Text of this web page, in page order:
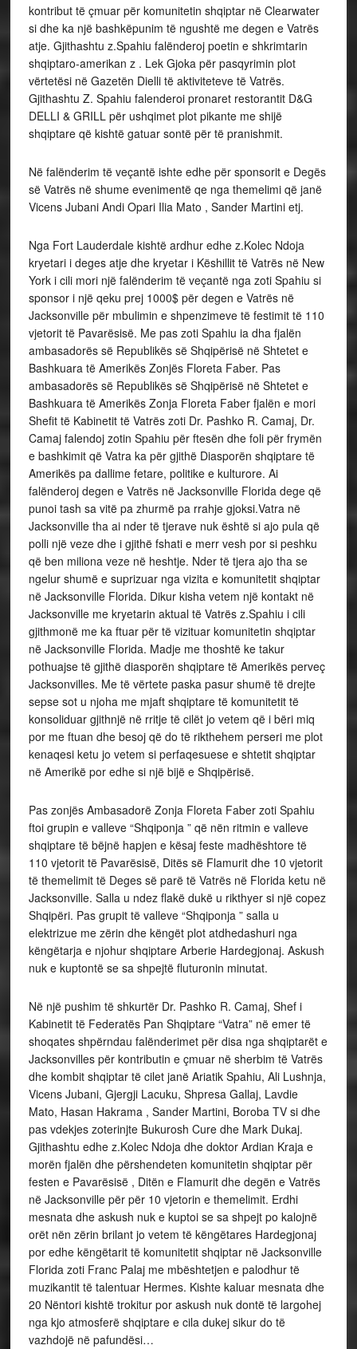
kontribut të çmuar për komunitetin shqiptar në Clearwater
si dhe ka një bashkëpunim të ngushtë me degen e Vatrës
atje. Gjithashtu z.Spahiu falënderoj poetin e shkrimtarin
shqiptaro-amerikan z . Lek Gjoka për pasqyrimin plot
vërtetësi në Gazetën Dielli të aktiviteteve të Vatrës.
Gjithashtu Z. Spahiu falenderoi pronaret restorantit D&G
DELLI & GRILL për ushqimet plot pikante me shijë
shqiptare që kishtë gatuar sontë për të pranishmit.
Në falënderim të veçantë ishte edhe për sponsorit e Degës
së Vatrës në shume evenimentë qe nga themelimi që janë
Vicens Jubani Andi Opari Ilia Mato , Sander Martini etj.
Nga Fort Lauderdale kishtë ardhur edhe z.Kolec Ndoja
kryetari i deges atje dhe kryetar i Këshillit të Vatrës në New
York i cili mori një falënderim të veçantë nga zoti Spahiu si
sponsor i një qeku prej 1000$ për degen e Vatrës në
Jacksonville për mbulimin e shpenzimeve të festimit të 110
vjetorit të Pavarësisë. Me pas zoti Spahiu ia dha fjalën
ambasadorës së Republikës së Shqipërisë në Shtetet e
Bashkuara të Amerikës Zonjës Floreta Faber. Pas
ambasadorës së Republikës së Shqipërisë në Shtetet e
Bashkuara të Amerikës Zonja Floreta Faber fjalën e mori
Shefit të Kabinetit të Vatrës zoti Dr. Pashko R. Camaj, Dr.
Camaj falendoj zotin Spahiu për ftesën dhe foli për frymën
e bashkimit që Vatra ka për gjithë Diasporën shqiptare të
Amerikës pa dallime fetare, politike e kulturore. Ai
falënderoj degen e Vatrës në Jacksonville Florida dege që
punoi tash sa vitë pa zhurmë pa rrahje gjoksi.Vatra në
Jacksonville tha ai nder të tjerave nuk është si ajo pula që
polli një veze dhe i gjithë fshati e merr vesh por si peshku
që ben miliona veze në heshtje. Nder të tjera ajo tha se
ngelur shumë e suprizuar nga vizita e komunitetit shqiptar
në Jacksonville Florida. Dikur kisha vetem një kontakt në
Jacksonville me kryetarin aktual të Vatrës z.Spahiu i cili
gjithmonë me ka ftuar për të vizituar komunitetin shqiptar
në Jacksonville Florida. Madje me thoshtë ke takur
pothuajse të gjithë diasporën shqiptare të Amerikës perveç
Jacksonvilles. Me të vërtete paska pasur shumë të drejte
sepse sot u njoha me mjaft shqiptare të komunitetit të
konsoliduar gjithnjë në rritje të cilët jo vetem që i bëri miq
por me ftuan dhe besoj që do të rikthehem perseri me plot
kenaqesi ketu jo vetem si perfaqesuese e shtetit shqiptar
në Amerikë por edhe si një bijë e Shqipërisë.
Pas zonjës Ambasadorë Zonja Floreta Faber zoti Spahiu
ftoi grupin e valleve “Shqiponja ” që nën ritmin e valleve
shqiptare të bëjnë hapjen e kësaj feste madhështore të
110 vjetorit të Pavarësisë, Ditës së Flamurit dhe 10 vjetorit
të themelimit të Deges së parë të Vatrës në Florida ketu në
Jacksonville. Salla u ndez flakë dukë u rikthyer si një copez
Shqipëri. Pas grupit të valleve “Shqiponja ” salla u
elektrizue me zërin dhe këngët plot atdhedashuri nga
këngëtarja e njohur shqiptare Arberie Hardegjonaj. Askush
nuk e kuptontë se sa shpejtë fluturonin minutat.
Në një pushim të shkurtër Dr. Pashko R. Camaj, Shef i
Kabinetit të Federatës Pan Shqiptare “Vatra” në emer të
shoqates shpërndau falënderimet për disa nga shqiptarët e
Jacksonvilles për kontributin e çmuar në sherbim të Vatrës
dhe kombit shqiptar të cilet janë Ariatik Spahiu, Ali Lushnja,
Vicens Jubani, Gjergji Lacuku, Shpresa Gallaj, Lavdie
Mato, Hasan Hakrama , Sander Martini, Boroba TV si dhe
pas vdekjes zoterinjte Bukurosh Cure dhe Mark Dukaj.
Gjithashtu edhe z.Kolec Ndoja dhe doktor Ardian Kraja e
morën fjalën dhe përshendeten komunitetin shqiptar për
festen e Pavarësisë , Ditën e Flamurit dhe degën e Vatrës
në Jacksonville për për 10 vjetorin e themelimit. Erdhi
mesnata dhe askush nuk e kuptoi se sa shpejt po kalojnë
orët nën zërin brilant jo vetem të këngëtares Hardegjonaj
por edhe këngëtarit të komunitetit shqiptar në Jacksonville
Florida zoti Franc Palaj me mbështetjen e palodhur të
muzikantit të talentuar Hermes. Kishte kaluar mesnata dhe
20 Nëntori kishtë trokitur por askush nuk dontë të largohej
nga kjo atmosferë shqiptare e cila dukej sikur do të
vazhdojë në pafundësi…